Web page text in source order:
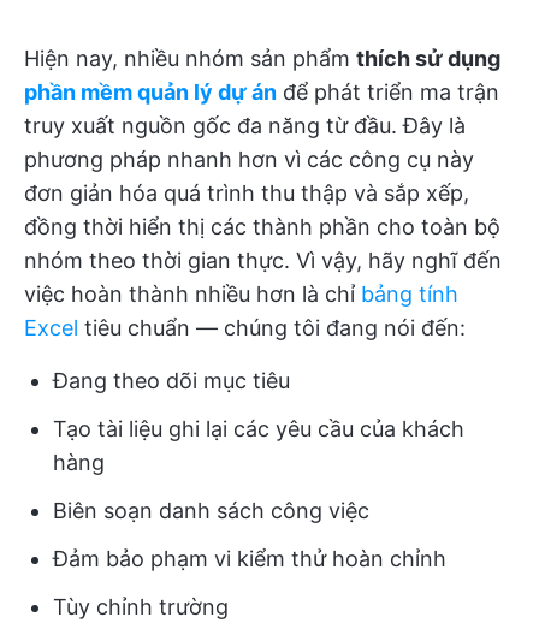
Hiện nay, nhiều nhóm sản phẩm thích sử dụng
phần mềm quản lý dự án để phát triển ma trận
truy xuất nguồn gốc đa năng từ đầu. Đây là
phương pháp nhanh hơn vì các công cụ này
đơn giản hóa quá trình thu thập và sắp xếp,
đồng thời hiển thị các thành phần cho toàn bộ
nhóm theo thời gian thực. Vì vậy, hãy nghĩ đến
việc hoàn thành nhiều hơn là chỉ bảng tính
Excel tiêu chuẩn — chúng tôi đang nói đến:
Đang theo dõi mục tiêu
Tạo tài liệu ghi lại các yêu cầu của khách
hàng
Biên soạn danh sách công việc
Đảm bảo phạm vi kiểm thử hoàn chỉnh
Tùy chỉnh trường